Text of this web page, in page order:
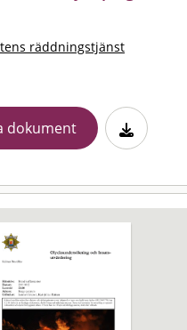
räddningstjänst
dokument